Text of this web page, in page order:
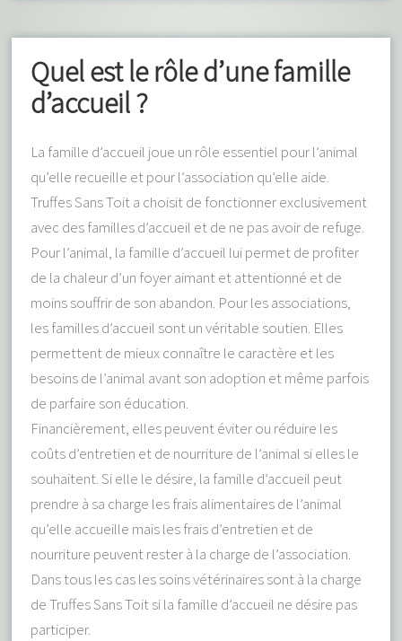
Quel est le rôle d’une famille
d’accueil ?
La famille d’accueil joue un rôle essentiel pour l’animal
qu’elle recueille et pour l’association qu’elle aide.
Truffes Sans Toit a choisit de fonctionner exclusivement
avec des familles d’accueil et de ne pas avoir de refuge.
Pour l’animal, la famille d’accueil lui permet de profiter
de la chaleur d’un foyer aimant et attentionné et de
moins souffrir de son abandon. Pour les associations,
les familles d’accueil sont un véritable soutien. Elles
permettent de mieux connaître le caractère et les
besoins de l’animal avant son adoption et même parfois
de parfaire son éducation.
Financièrement, elles peuvent éviter ou réduire les
coûts d’entretien et de nourriture de l’animal si elles le
souhaitent. Si elle le désire, la famille d’accueil peut
prendre à sa charge les frais alimentaires de l’animal
qu’elle accueille mais les frais d’entretien et de
nourriture peuvent rester à la charge de l’association.
Dans tous les cas les soins vétérinaires sont à la charge
de Truffes Sans Toit si la famille d’accueil ne désire pas
participer.